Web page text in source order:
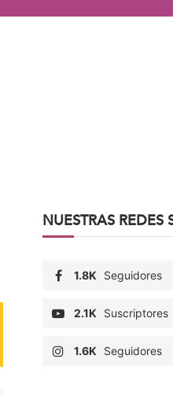
NUESTRAS REDES
1.8K Seguidores
2.1K Suscriptores
1.6K Seguidores